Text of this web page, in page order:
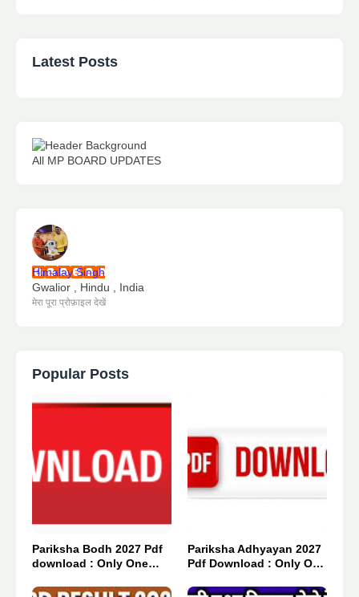
Latest Posts
All MP BOARD UPDATES
Himalay Singh
Gwalior , Hindu , India
मेरा पूरा प्रोफ़ाइल देखें
Popular Posts
Pariksha Bodh 2027 Pdf
download : Only One
Pariksha Adhyayan 2027
Pdf Download : Only One